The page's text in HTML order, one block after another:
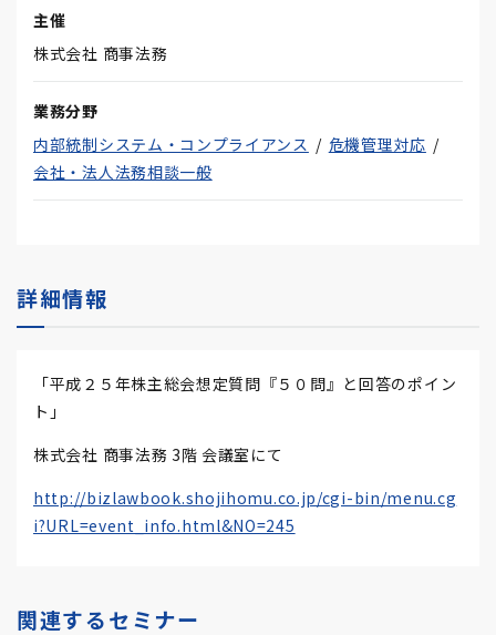
主催
株式会社 商事法務
業務分野
内部統制システム・コンプライアンス
危機管理対応
会社・法人法務相談一般
詳細情報
「平成２５年株主総会想定質問『５０問』と回答のポイン
ト」
株式会社 商事法務 3階 会議室にて
http://bizlawbook.shojihomu.co.jp/cgi-bin/menu.cg
i?URL=event_info.html&NO=245
関連するセミナー